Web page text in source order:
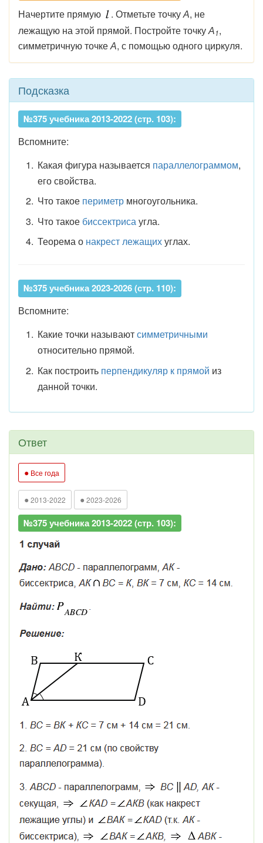
Начертите прямую . ОтметьтеточкуА, не
лежащую наэтой прямой. ПостройтеточкуА1,
симметричнуюточкеА, с помощьюодного циркуля.
Подсказка
№375 учебника 2013-2022 (стр. 103):
Вспомните:
Какая фигура называется параллелограммом,
его свойства.
Что такое периметрмногоугольника.
Что такое биссектрисаугла.
Теорема о накрест лежащихуглах.
№375 учебника 2023-2026 (стр. 110):
Вспомните:
Какие точки называютсимметричными
относительно прямой.
Как построить перпендикуляр к прямой из
данной точки.
Ответ
● Все года
● 2013-2022 ● 2023-2026
№375 учебника 2013-2022 (стр. 103):